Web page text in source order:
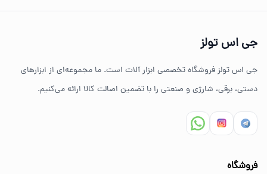
ضمانت اصالت کالا
مشاوره تخصصی خرید ابزار
جی اس تولز
جی اس تولز فروشگاه تخصصی ابزار آلات است. ما مجموعه‌ای از ابزارهای
دستی، برقی، شارژی و صنعتی را با تضمین اصالت کالا ارائه می‌کنیم.
فروشگاه